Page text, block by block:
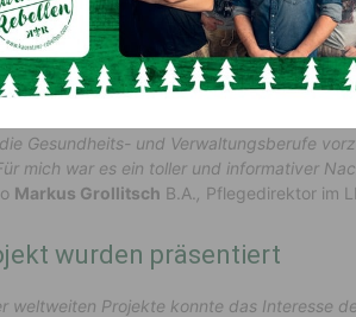
wurde
Gesundheits- und Verwaltungsberufe
mich war es ein toller und informativer
Markus Grollitsch B.A. Pflegedirektor im
wurden präsentiert
weltweiten Projekte konnte das Interesse